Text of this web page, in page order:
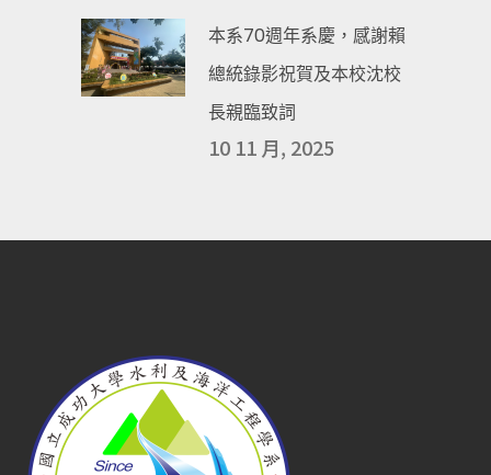
本系70週年系慶，感謝賴
總統錄影祝賀及本校沈校
長親臨致詞
10 11 月, 2025